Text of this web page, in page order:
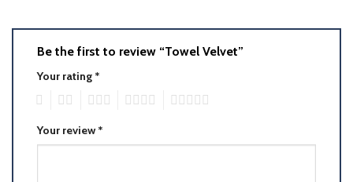
Be the first to review “Towel Velvet”
Your rating *
Your review*